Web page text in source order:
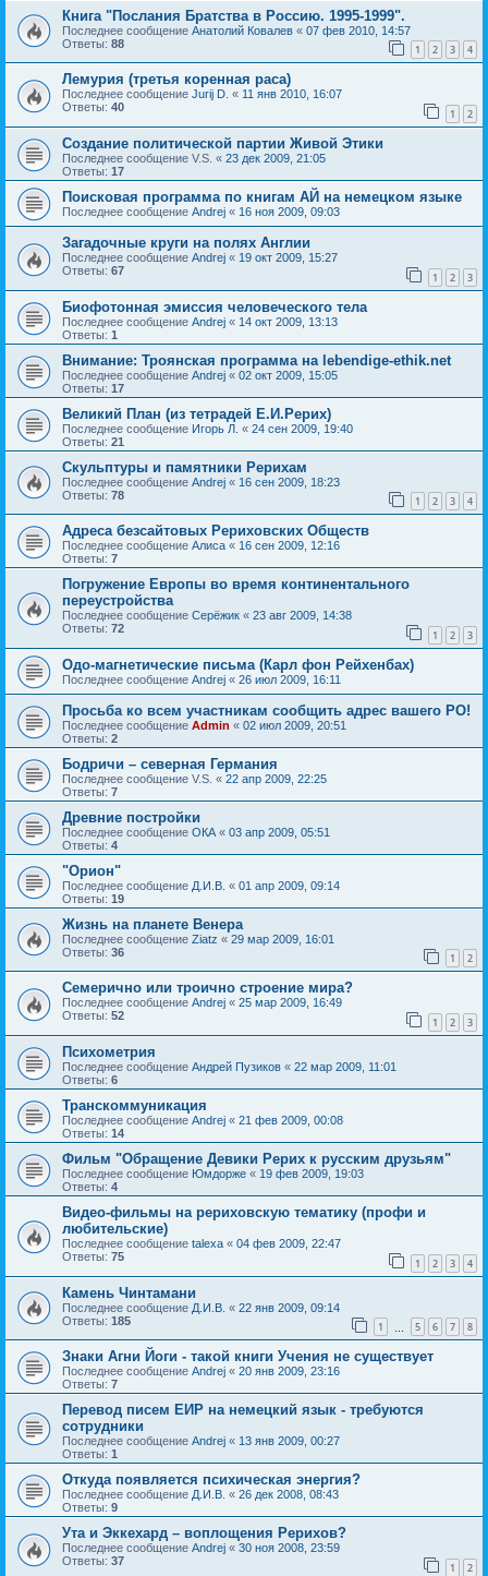
Книга "Послания Братства в Россию. 1995-1999".
Последнее сообщение Анатолий Ковалев « 07 фев 2010, 14:57
Ответы: 88 1 2 3 4
Лемурия (третья коренная раса)
Последнее сообщение Jurij D. « 11 янв 2010, 16:07
Ответы: 40 1 2
Создание политической партии Живой Этики
Последнее сообщение V.S. « 23 дек 2009, 21:05
Ответы: 17
Поисковая программа по книгам АЙ на немецком языке
Последнее сообщение Andrej « 16 ноя 2009, 09:03
Загадочные круги на полях Англии
Последнее сообщение Andrej « 19 окт 2009, 15:27
Ответы: 67 1 2 3
Биофотонная эмиссия человеческого тела
Последнее сообщение Andrej « 14 окт 2009, 13:13
Ответы: 1
Внимание: Троянская программа на lebendige-ethik.net
Последнее сообщение Andrej « 02 окт 2009, 15:05
Ответы: 17
Великий План (из тетрадей Е.И.Рерих)
Последнее сообщение Игорь Л. « 24 сен 2009, 19:40
Ответы: 21
Скульптуры и памятники Рерихам
Последнее сообщение Andrej « 16 сен 2009, 18:23
Ответы: 78 1 2 3 4
Адреса безсайтовых Рериховских Обществ
Последнее сообщение Алиса « 16 сен 2009, 12:16
Ответы: 7
Погружение Европы во время континентального
переустройства
Последнее сообщение Серёжик « 23 авг 2009, 14:38
Ответы: 72 1 2 3
Одо-магнетические письма (Карл фон Рейхенбах)
Последнее сообщение Andrej « 26 июл 2009, 16:11
Просьба ко всем участникам сообщить адрес вашего РО!
Последнее сообщение Admin « 02 июл 2009, 20:51
Ответы: 2
Бодричи – северная Германия
Последнее сообщение V.S. « 22 апр 2009, 22:25
Ответы: 7
Древние постройки
Последнее сообщение ОКА « 03 апр 2009, 05:51
Ответы: 4
"Орион"
Последнее сообщение Д.И.В. « 01 апр 2009, 09:14
Ответы: 19
Жизнь на планете Венера
Последнее сообщение Ziatz « 29 мар 2009, 16:01
Ответы: 36 1 2
Семерично или троично строение мира?
Последнее сообщение Andrej « 25 мар 2009, 16:49
Ответы: 52 1 2 3
Психометрия
Последнее сообщение Андрей Пузиков « 22 мар 2009, 11:01
Ответы: 6
Транскоммуникация
Последнее сообщение Andrej « 21 фев 2009, 00:08
Ответы: 14
Фильм "Обращение Девики Рерих к русским друзьям"
Последнее сообщение Юмдорже « 19 фев 2009, 19:03
Ответы: 4
Видео-фильмы на рериховскую тематику (профи и
любительские)
Последнее сообщение talexa « 04 фев 2009, 22:47
Ответы: 75 1 2 3 4
Камень Чинтамани
Последнее сообщение Д.И.В. « 22 янв 2009, 09:14
Ответы: 185 1 5 6 7 8
Знаки Агни Йоги - такой книги Учения не существует
Последнее сообщение Andrej « 20 янв 2009, 23:16
Ответы: 7
Перевод писем ЕИР на немецкий язык - требуются
сотрудники
Последнее сообщение Andrej « 13 янв 2009, 00:27
Ответы: 1
Откуда появляется психическая энергия?
Последнее сообщение Д.И.В. « 26 дек 2008, 08:43
Ответы: 9
Ута и Эккехард – воплощения Рерихов?
Последнее сообщение Andrej « 30 ноя 2008, 23:59
Ответы: 37 1 2